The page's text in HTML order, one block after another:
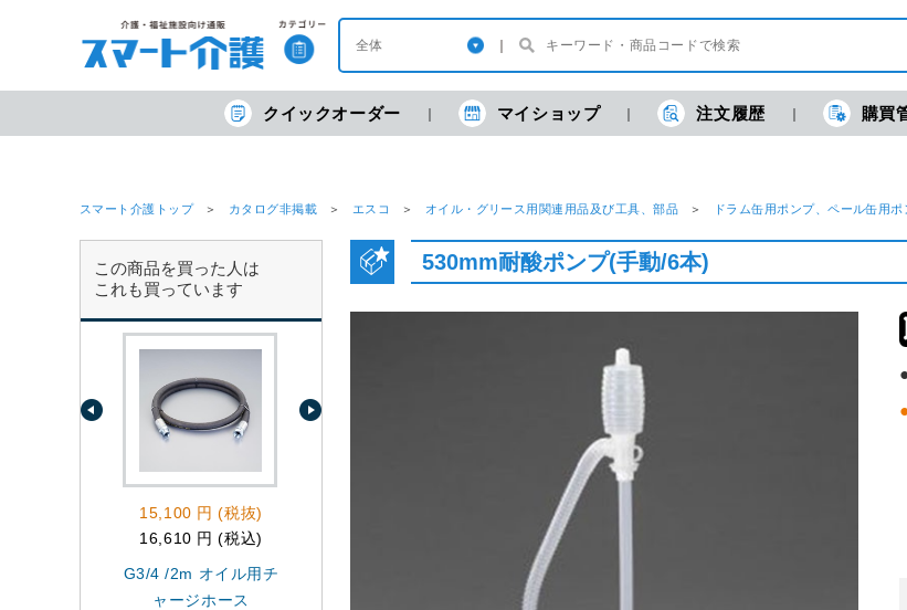
クイックオーダー マイショップ 注文履歴 購買
スマート介護トップ カタログ非掲載 エスコ オイル・グリース用関連用品及び工具、部品 ドラム缶用ポンプ、ペール缶用ポ
この商品を買った人は
これも買っています
15,100 円 (税抜)
16,610 円 (税込)
G3/4 /2m オイル用チ
ャージホース
φ8.0x1500mm[EA991CR-
530mm耐酸ポンプ(手動/6本)